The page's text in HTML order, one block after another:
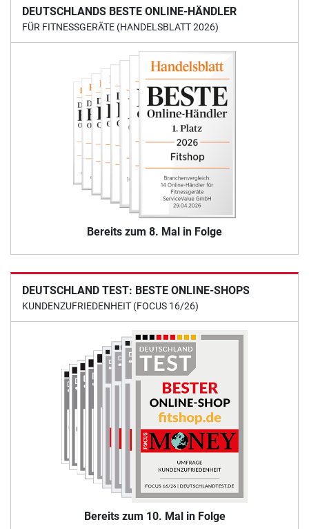
DEUTSCHLANDS BESTE ONLINE-HÄNDLER
FÜR FITNESSGERÄTE (HANDELSBLATT 2026)
Bereits zum 8. Mal in Folge
DEUTSCHLAND TEST: BESTE ONLINE-SHOPS
KUNDENZUFRIEDENHEIT (FOCUS 16/26)
Bereits zum 10. Mal in Folge